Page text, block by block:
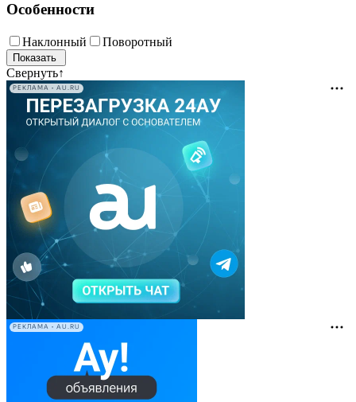
Особенности
Наклонный Поворотный
Свернуть↑
РЕКЛАМА • AU.RU
РЕКЛАМА • AU.RU